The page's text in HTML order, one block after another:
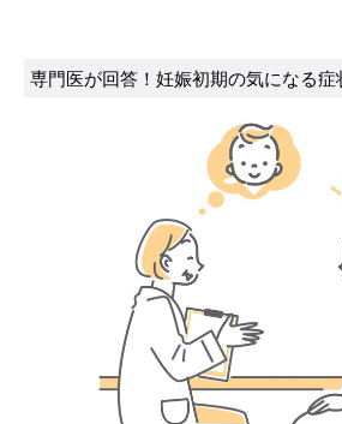
専門医が回答！妊娠初期の気になる症